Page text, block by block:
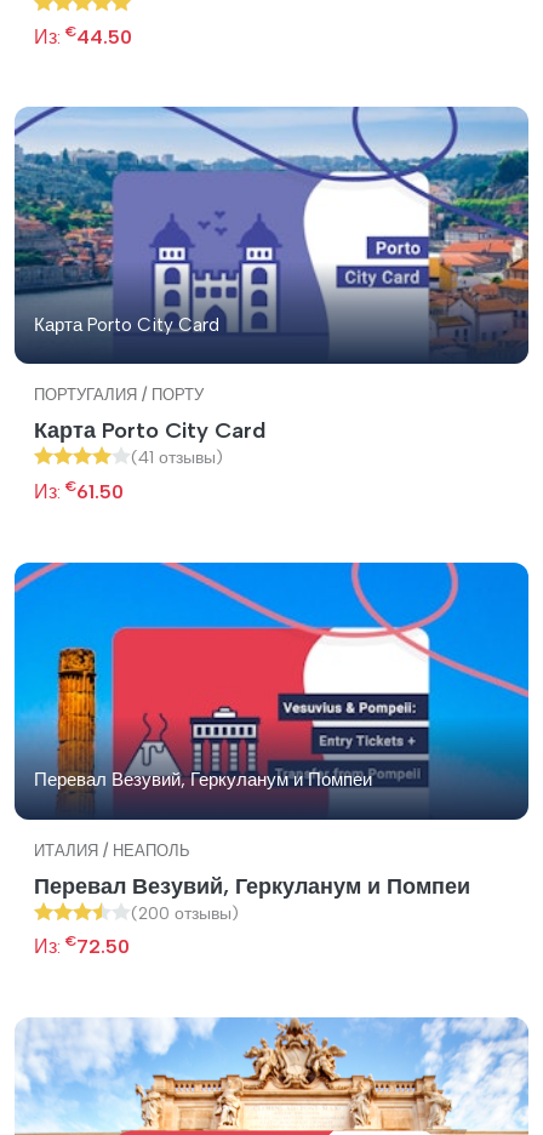
Из: €44.50
Карта Porto City Card
ПОРТУГАЛИЯ / ПОРТУ
Карта Porto City Card
(41 отзывы)
Из: €61.50
Перевал Везувий, Геркуланум и Помпеи
ИТАЛИЯ / НЕАПОЛЬ
Перевал Везувий, Геркуланум и Помпеи
(200 отзывы)
Из: €72.50